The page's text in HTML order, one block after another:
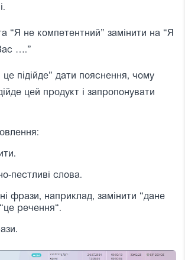
“Я не компетентний” замінити на “Я
….”
підійде” дати пояснення, чому
цей продукт і запропонувати
пестливі слова.
фрази, наприклад, замінити “дане
“це речення“.